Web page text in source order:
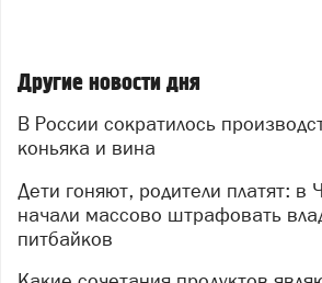
Другие новости дня
В России сократилось производство водки,
коньяка и вина
Дети гоняют, родители платят: в Череповце
начали массово штрафовать
питбайков